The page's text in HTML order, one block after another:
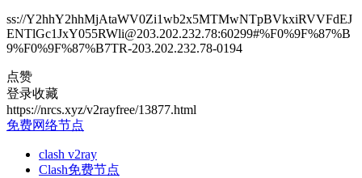
ss://Y2hhY2hhMjAtaWV0Zi1wb2x5MTMwNTpBVkxiRVVFdEJ
ENTlGc1JxY055RWli@203.202.232.78:60299#%F0%9F%87%B
9%F0%9F%87%B7TR-203.202.232.78-0194
点赞
登录收藏
https://nrcs.xyz/v2rayfree/13877.html
免费网络节点
clash v2ray
Clash免费节点